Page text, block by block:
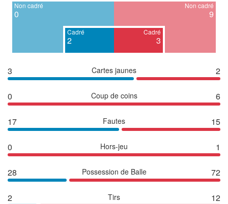
Non cadré
0
Cadré
2
Cadré
3
Non cadré
9
3 Cartes jaunes 2
0 Coup de coins 6
17 Fautes 15
0 Hors-jeu 1
28 Possession de Balle 72
2 Tirs 12